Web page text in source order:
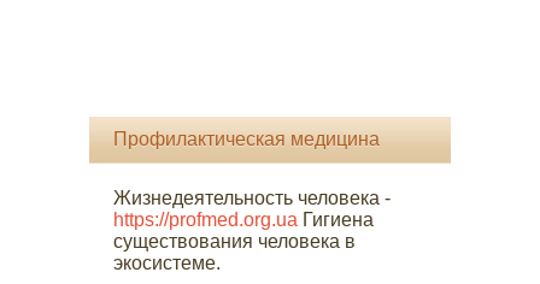
Профилактическая медицина
Жизнедеятельность человека -
https://profmed.org.ua Гигиена
существования человека в
экосистеме.